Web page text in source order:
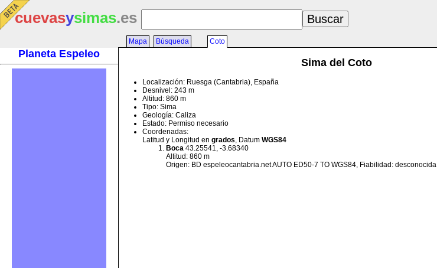
cuevasysimas.es
Planeta Espeleo
Mapa Búsqueda Coto
Sima del Coto
Localización: Ruesga (Cantabria), España
Desnivel: 243 m
Altitud: 860 m
Tipo: Sima
Geología: Caliza
Estado: Permiso necesario
Coordenadas:
Latitud y Longitud en grados, Datum WGS84
Boca 43.25541, -3.68340
Altitud: 860 m
Origen: BD espeleocantabria.net AUTO ED50-7 TO WGS84, Fiabilidad: desconocida